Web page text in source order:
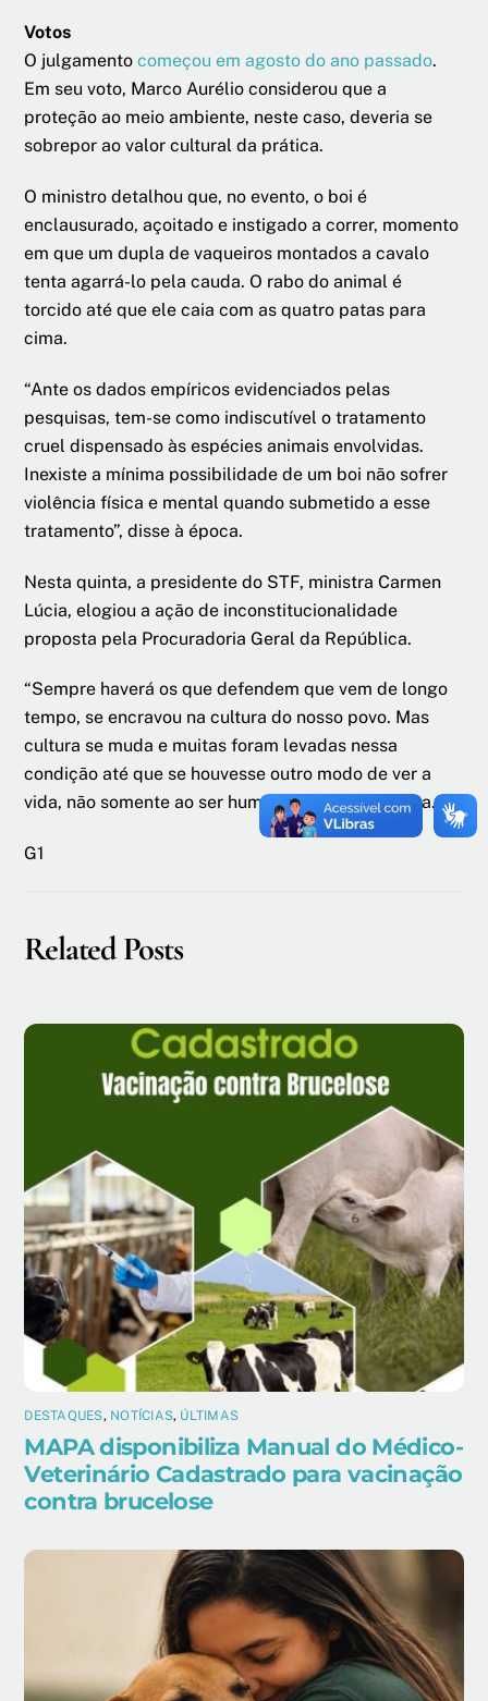
Votos
O julgamentocomeçou em agosto do ano passado.
Em seu voto, Marco Aurélio considerou que a
proteção ao meio ambiente, neste caso, deveria se
sobrepor ao valor cultural da prática.
O ministro detalhou que, no evento, o boi é
enclausurado, açoitado e instigado a correr, momento
em que um dupla de vaqueiros montados a cavalo
tenta agarrá-lo pela cauda. O rabo do animal é
torcido até que ele caia com as quatro patas para
cima.
“Ante os dados empíricos evidenciados pelas
pesquisas, tem-se como indiscutível o tratamento
cruel dispensado às espécies animais envolvidas.
Inexiste a mínima possibilidade de um boi não sofrer
violência física e mental quando submetido a esse
tratamento”, disse à época.
Nesta quinta, a presidente do STF, ministra Carmen
Lúcia, elogiou a ação de inconstitucionalidade
proposta pela Procuradoria Geral da República.
“Sempre haverá os que defendem que vem de longo
tempo, se encravou na cultura do nosso povo. Mas
cultura se muda e muitas foram levadas nessa
condição até que se houvesse outro modo de ver a
vida, não somente ao ser humano”, disse a ministra.
G1
Related Posts
DESTAQUES, NOTÍCIAS, ÚLTIMAS
MAPA disponibiliza Manual do Médico-
Veterinário Cadastrado para vacinação
contra brucelose